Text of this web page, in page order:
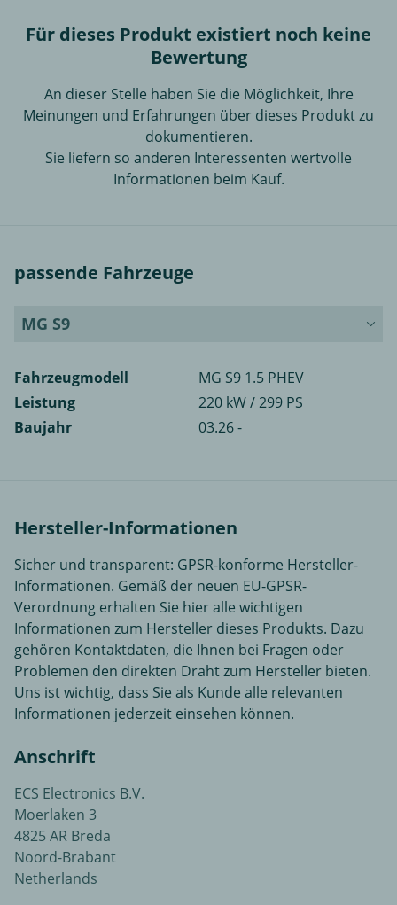
Für dieses Produkt existiert noch keine
Bewertung
An dieser Stelle haben Sie die Möglichkeit, Ihre
Meinungen und Erfahrungen über dieses Produkt zu
dokumentieren.
Sie liefern so anderen Interessenten wertvolle
Informationen beim Kauf.
passende Fahrzeuge
MG S9
Fahrzeugmodell
MG S9 1.5 PHEV
Leistung
220 kW / 299 PS
Baujahr
03.26 -
Hersteller-Informationen
Sicher und transparent: GPSR-konforme Hersteller-
Informationen. Gemäß der neuen EU-GPSR-
Verordnung erhalten Sie hier alle wichtigen
Informationen zum Hersteller dieses Produkts. Dazu
gehören Kontaktdaten, die Ihnen bei Fragen oder
Problemen den direkten Draht zum Hersteller bieten.
Uns ist wichtig, dass Sie als Kunde alle relevanten
Informationen jederzeit einsehen können.
Anschrift
ECS Electronics B.V.
Moerlaken 3
4825 AR Breda
Noord-Brabant
Netherlands